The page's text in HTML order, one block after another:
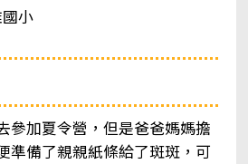
小
參加夏令營，但是爸爸媽媽擔
準備了親親紙條給了斑斑，可